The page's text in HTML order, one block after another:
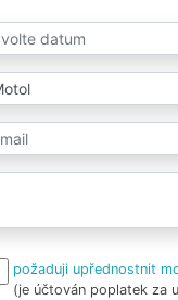
požaduji upřednostnit
(je účtován poplatek za